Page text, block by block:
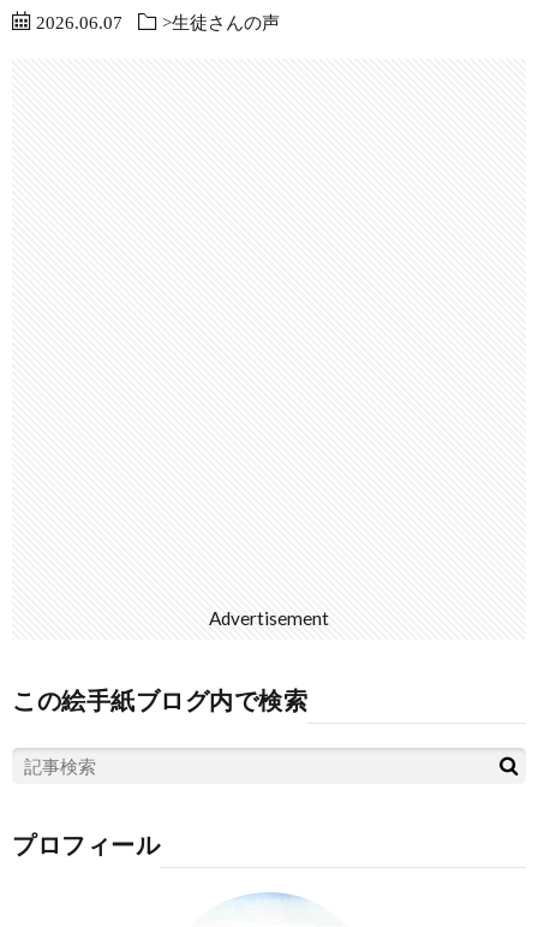
2026.06.07 >生徒さんの声
Advertisement
この絵手紙ブログ内で検索
プロフィール